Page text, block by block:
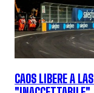
CAOS LIBERE A